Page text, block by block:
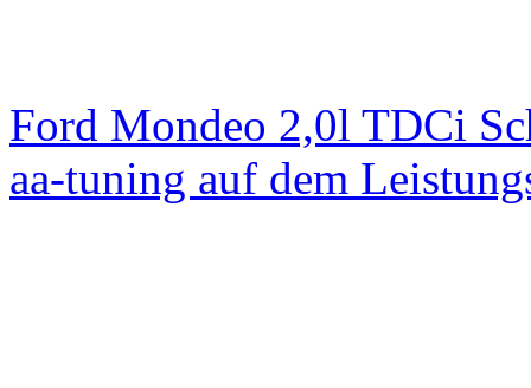
Ford Mondeo 2,0l TDCi
aa-tuning auf dem